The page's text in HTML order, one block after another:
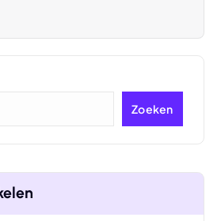
Zoeken